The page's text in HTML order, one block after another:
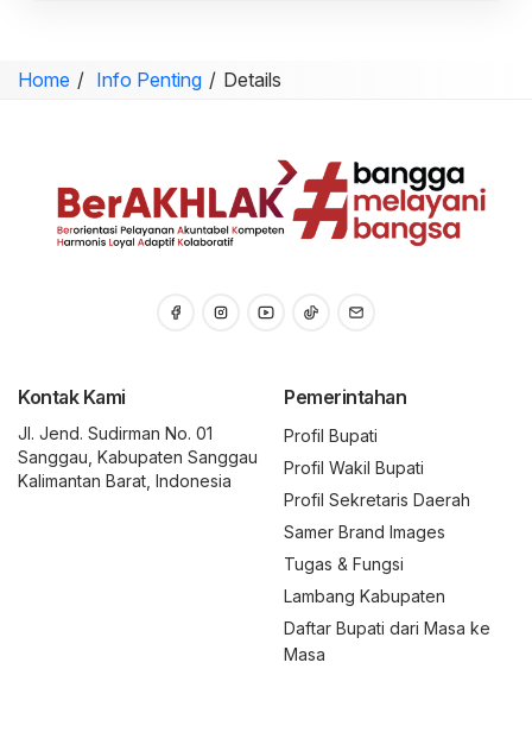
Home Info Penting Details
Kontak Kami
Jl. Jend. Sudirman No. 01
Sanggau, Kabupaten Sanggau
Kalimantan Barat, Indonesia
Pemerintahan
Profil Bupati
Profil Wakil Bupati
Profil Sekretaris Daerah
Samer Brand Images
Tugas & Fungsi
Lambang Kabupaten
Daftar Bupati dari Masa ke
Masa